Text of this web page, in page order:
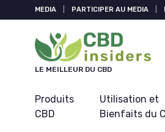
MEDIA PARTICIPER AU MEDIA
LE MEILLEUR DU CBD
Produits
CBD
Utilisation et
Bienfaits du
Panneau de gestion des cookies